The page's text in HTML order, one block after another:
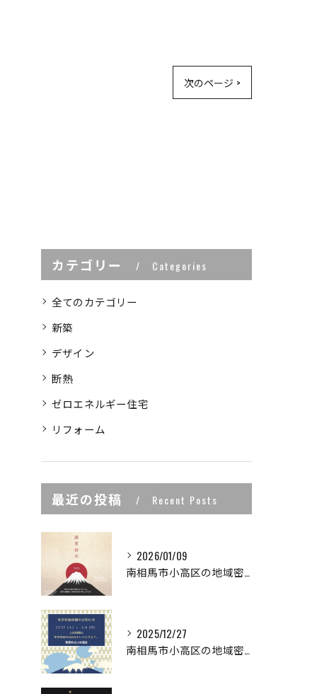
次のページ >
カテゴリー Categories
全てのカテゴリー
新築
デザイン
断熱
ゼロエネルギー住宅
リフォーム
最近の投稿 Recent Posts
2026/01/09
南相馬市小高区の地域密着型工務店の小林建業で
2025/12/27
南相馬市小高区の地域密着型工務店の